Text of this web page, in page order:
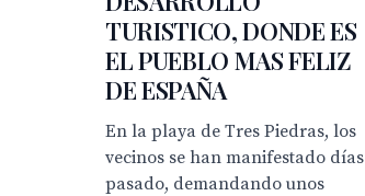
TURISTICO, DONDE ES
EL PUEBLO MAS FELIZ
DE ESPAÑA
En la playa de Tres Piedras, los
vecinos se han manifestado días
pasado, demandando unos